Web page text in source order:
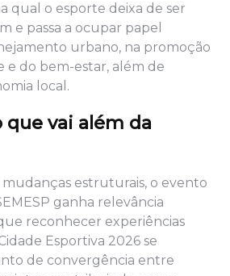
qual o esporte deixa de ser
e passa a ocupar papel
urbano, na promoção
e do bem-estar, além de
local.
vai além da
estruturais, o evento
ganha relevância
reconhecer experiências
Esportiva 2026 se
de convergência entre